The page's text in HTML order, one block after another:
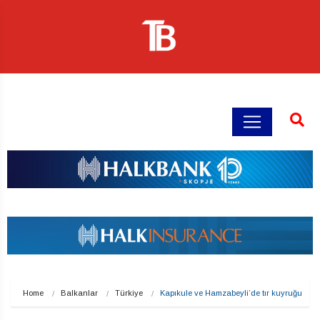
Home Balkanlar Türkiye Kapıkule ve Hamzabeyli’de tır kuyruğu